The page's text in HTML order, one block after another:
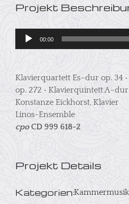
Projekt
Audio-
00:00
Klavierquartett Es–dur op. 34
op. 272 • Klavierquintett
Konstanze Eickhorst, Klavier
Linos-Ensemble
cpoCD 999 618-­2
Projekt Details
Kategorien:Kammermusik